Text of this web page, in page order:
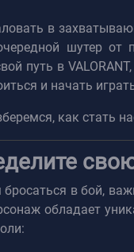
в
шутер от
путь в
и начать
как стать
в бой,
обладает